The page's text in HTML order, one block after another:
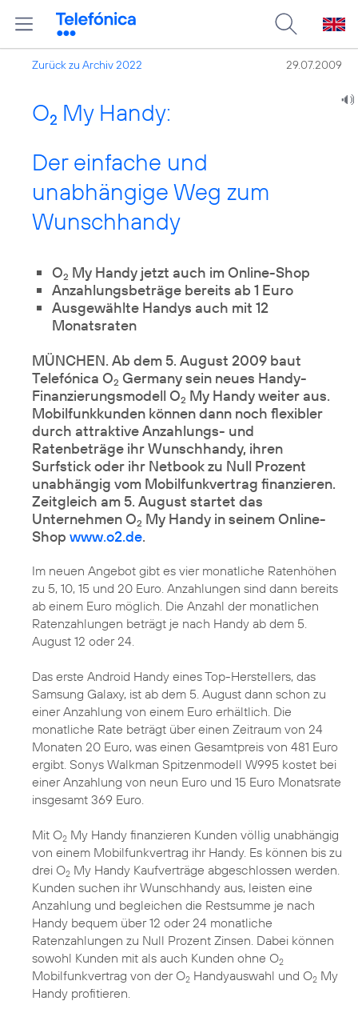
Zurück zu Archiv 2022 29.07.2009
O2 My Handy:
Der einfache und
unabhängige Weg zum
Wunschhandy
O2 My Handy jetzt auch im Online-Shop
Anzahlungsbeträge bereits ab 1 Euro
Ausgewählte Handys auch mit 12
Monatsraten
MÜNCHEN. Ab dem 5. August 2009 baut
Telefónica O2 Germany sein neues Handy-
Finanzierungsmodell O2 My Handy weiter aus.
Mobilfunkkunden können dann noch flexibler
durch attraktive Anzahlungs- und
Ratenbeträge ihr Wunschhandy, ihren
Surfstick oder ihr Netbook zu Null Prozent
unabhängig vom Mobilfunkvertrag finanzieren.
Zeitgleich am 5. August startet das
Unternehmen O2 My Handy in seinem Online-
Shop www.o2.de.
Im neuen Angebot gibt es vier monatliche Ratenhöhen
zu 5, 10, 15 und 20 Euro. Anzahlungen sind dann bereits
ab einem Euro möglich. Die Anzahl der monatlichen
Ratenzahlungen beträgt je nach Handy ab dem 5.
August 12 oder 24.
Das erste Android Handy eines Top-Herstellers, das
Samsung Galaxy, ist ab dem 5. August dann schon zu
einer Anzahlung von einem Euro erhältlich. Die
monatliche Rate beträgt über einen Zeitraum von 24
Monaten 20 Euro, was einen Gesamtpreis von 481 Euro
ergibt. Sonys Walkman Spitzenmodell W995 kostet bei
einer Anzahlung von neun Euro und 15 Euro Monatsrate
insgesamt 369 Euro.
Mit O2 My Handy finanzieren Kunden völlig unabhängig
von einem Mobilfunkvertrag ihr Handy. Es können bis zu
drei O2 My Handy Kaufverträge abgeschlossen werden.
Kunden suchen ihr Wunschhandy aus, leisten eine
Anzahlung und begleichen die Restsumme je nach
Handy bequem über 12 oder 24 monatliche
Ratenzahlungen zu Null Prozent Zinsen. Dabei können
sowohl Kunden mit als auch Kunden ohne O2
Mobilfunkvertrag von der O2 Handyauswahl und O2 My
Handy profitieren.